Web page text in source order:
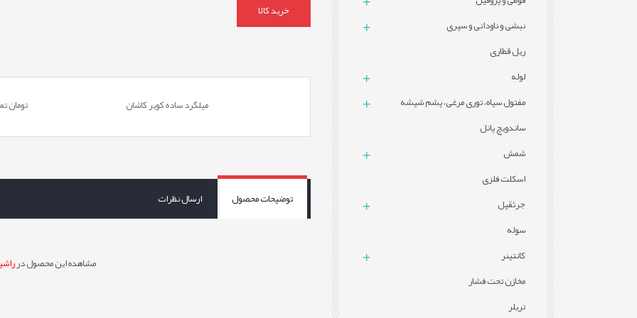
خرید کالا
میلگرد ساده کویر کاشان تومان
توضیحات محصول ارسال نظرات
مشاهده این محصول در
نبشی و ناودانی و سپری
ریل قطاری
لوله
مفتول سیاه، توری مرغی، پشم شیشه
ساندویچ پانل
شمش
اسکلت فلزی
جرثقیل
سوله
کانتینر
مخازن تحت فشار
تریلر